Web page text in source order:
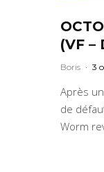
(VF –
Boris · 3
Après
de
Worm